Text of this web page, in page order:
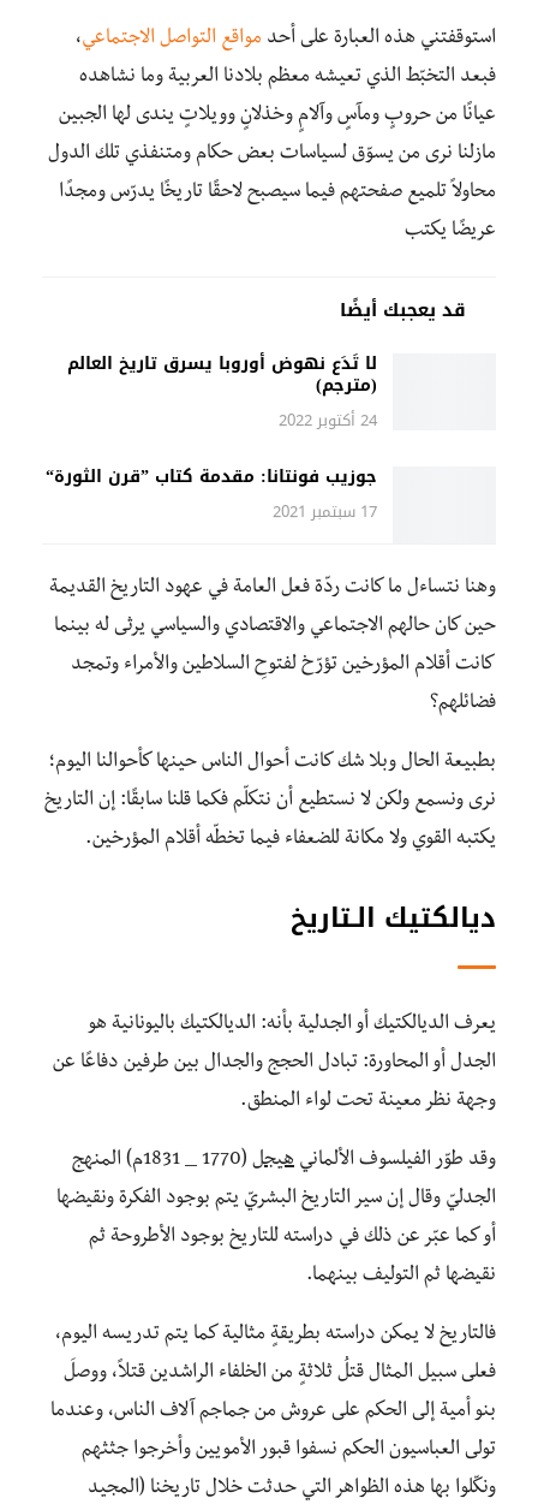
استوقفتني هذه العبارة على أحد مواقع التواصل الاجتماعي،
فبعد التخبّط الذي تعيشه معظم بلادنا العربية وما نشاهده
عيانًا من حروبٍ ومآسٍ وآلامٍ وخذلانٍ وويلاتٍ يندى لها الجبين
مازلنا نرى من يسوّق لسياسات بعض حكام ومتنفذي تلك الدول
محاولاً تلميع صفحتهم فيما سيصبح لاحقًا تاريخًا يدرّس ومجدًا
عريضًا يكتب
قد يعجبك أيضًا
لا تَدَع نهوض أوروبا يسرق تاريخ العالم
(مترجم)
24 أكتوبر 2022
جوزيب فونتانا: مقدمة كتاب ”قرن الثورة“
17 سبتمبر 2021
وهنا نتساءل ما كانت ردّة فعل العامة في عهود التاريخ القديمة
حين كان حالهم الاجتماعي والاقتصادي والسياسي يرثى له بينما
كانت أقلام المؤرخين تؤرّخ لفتوحِ السلاطين والأمراء وتمجد
فضائلهم؟
بطبيعة الحال وبلا شك كانت أحوال الناس حينها كأحوالنا اليوم؛
نرى ونسمع ولكن لا نستطيع أن نتكلّم فكما قلنا سابقًا: إن التاريخ
يكتبه القوي ولا مكانة للضعفاء فيما تخطّه أقلام المؤرخين.
ديالكتيك الـتاريخ
يعرف الديالكتيك أو الجدلية بأنه: الديالكتيك باليونانية هو
الجدل أو المحاورة: تبادل الحجج والجدال بين طرفين دفاعًا عن
وجهة نظر معينة تحت لواء المنطق.
وقد طوّر الفيلسوف الألماني هيجل
(1770 _ 1831م) المنهج
الجدليّ وقال إن سير التاريخ البشريّ يتم بوجود الفكرة ونقيضها
أو كما عبّر عن ذلك في دراسته للتاريخ بوجود الأطروحة ثم
نقيضها ثم التوليف بينهما.
فالتاريخ لا يمكن دراسته بطريقةٍ مثالية كما يتم تدريسه اليوم،
فعلى سبيل المثال قتلُ ثلاثةٍ من الخلفاء الراشدين قتلاً، ووصلَ
بنو أمية إلى الحكم على عروش من جماجم آلاف الناس، وعندما
تولى العباسيون الحكم نسفوا قبور الأمويين وأخرجوا جثثهم
ونكّلوا بها هذه الظواهر التي حدثت خلال تاريخنا (المجيد